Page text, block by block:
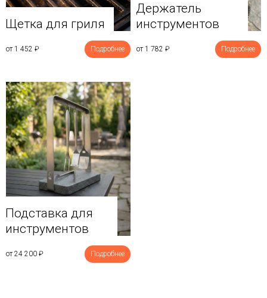
Щетка для гриля
от 1 452 ₽ Подробнее
Держатель
инструментов
от 1 782 ₽ Подробнее
Подставка для
инструментов
от 24 200 ₽ Подробнее